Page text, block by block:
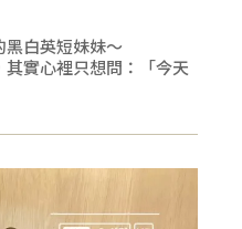
黑白英短妹妹～
實心裡只想問：「今天